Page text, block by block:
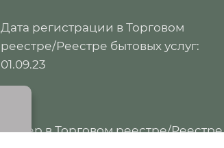
Дата регистрации в Торговом
реестре/Реестре бытовых услуг:
01.09.23
Номер в Торговом реестре/Реестре